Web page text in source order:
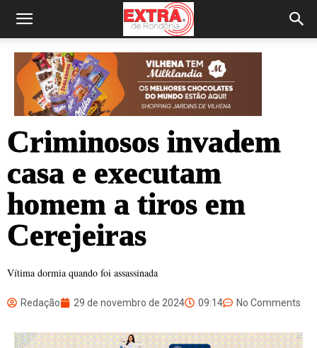
Criminosos invadem
casa e executam
homem a tiros em
Cerejeiras
Vítima dormia quando foi assassinada
Redação 29 de novembro de 2024 09:14 No Comments